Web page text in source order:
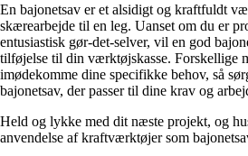
En bajonetsav er et alsidigt og kraftfuldt
skærearbejde til en leg. Uanset om du er
entusiastisk gør-det-selver, vil en god
tilføjelse til din værktøjskasse. Forskellige
imødekomme dine specifikke behov, så
bajonetsav, der passer til dine krav og
Held og lykke med dit næste projekt, og
anvendelse af kraftværktøjer som